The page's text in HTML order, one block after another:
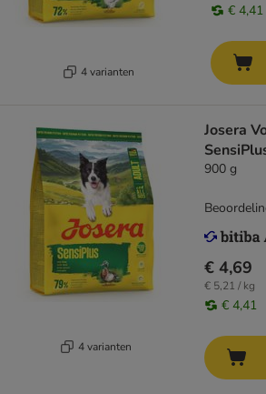
4 varianten
€ 4,41
4 varianten
Josera
900 g
€ 4,69
€ 5,21 / kg
€ 4,41